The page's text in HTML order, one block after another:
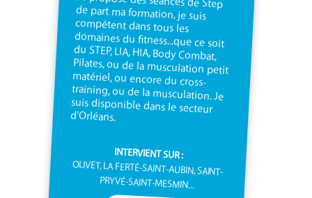
d'Orléans.
INTERVIENT SUR :
OLIVET, LA FERTÉ-SAINT-AUBIN, SAINT-
PRYVÉ-SAINT-MESMIN...